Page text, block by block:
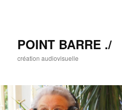
POINT BARRE ./
création audiovisuelle